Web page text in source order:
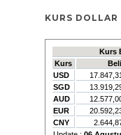
KURS DOLLAR